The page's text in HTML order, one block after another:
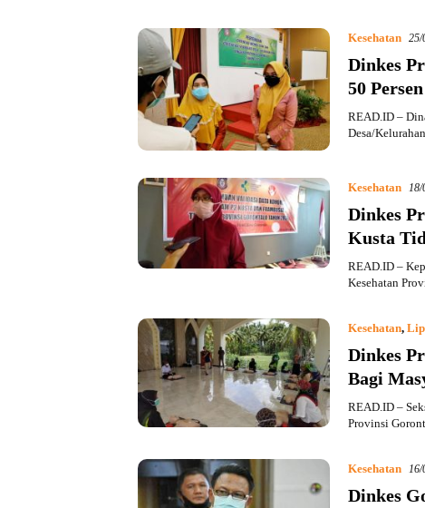
Kesehatan 25/
Dinkes
50 Persen
READ.ID –
Desa/
Kesehatan 18/
Dinkes
Kusta
READ.ID –
Kesehatan
Kesehatan,
Dinkes
Bagi
READ.ID –
Provinsi
Kesehatan 16/
Dinkes